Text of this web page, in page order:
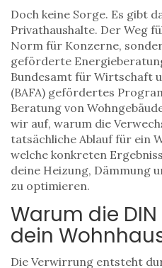
Doch keine Sorge. Es gibt
Privathaushalte. Der Weg
Norm für Konzerne,
geförderte
Bundesamt für Wirtschaft
(BAFA) gefördertes
Beratung von
wir auf, warum die
tatsächliche Ablauf für ein
welche konkreten
deine Heizung, Dämmung
zu optimieren.
Warum die DIN
dein
Die Verwirrung entsteht